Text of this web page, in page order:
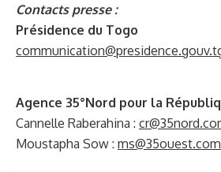
Contacts presse:
Présidence du Togo
Agence 35°Nord pour la
Cannelle Raberahina :
Moustapha Sow : ms@35ouest.com